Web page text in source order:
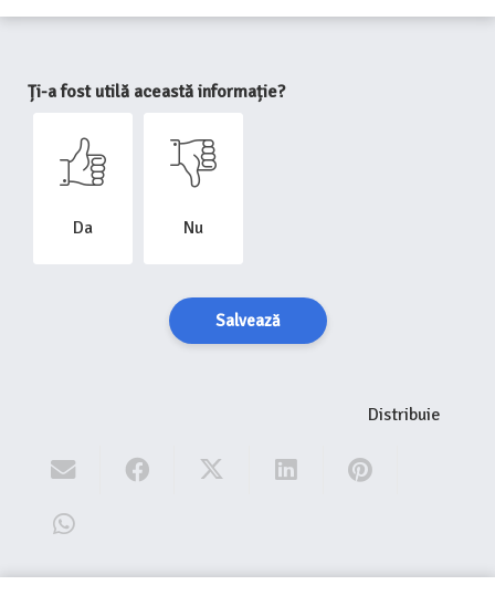
Ți-a fost utilă această informație?
Da Nu
Salvează
Distribuie